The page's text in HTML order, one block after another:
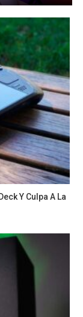
Y Culpa A La